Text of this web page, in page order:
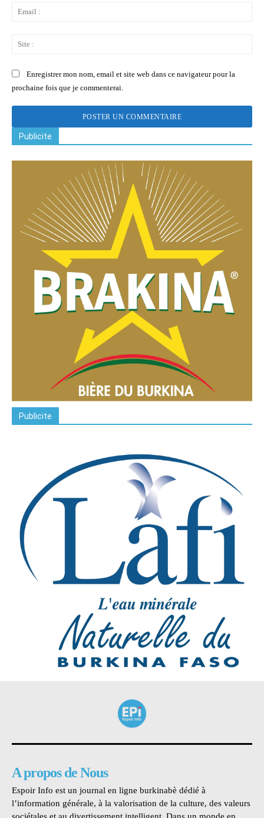
Enregistrer mon nom, email et site web dans ce navigateur pour la
prochaine fois que je commenterai.
Publicite
Publicite
A propos de Nous
Espoir Info est un journal en ligne burkinabè dédié à
l’information générale, à la valorisation de la culture, des valeurs